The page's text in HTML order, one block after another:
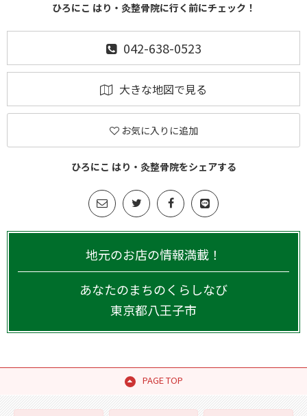
ひろにこ はり・灸整骨院に行く前にチェック！
042-638-0523
大きな地図で見る
お気に入りに追加
ひろにこ はり・灸整骨院をシェアする
地元のお店の情報満載！
あなたのまちのくらしなび
東京都八王子市
PAGE TOP